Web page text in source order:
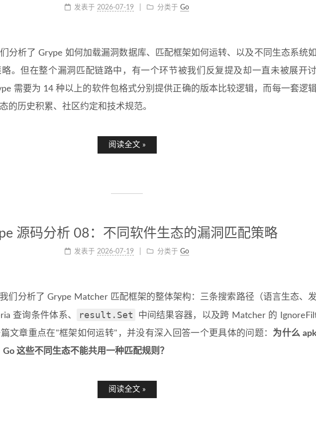
发表于 2026-07-19 分类于 Go
分析了 Grype 如何加载漏洞数据库、匹配框架如何运转、以及不同生态系统
。但在整个漏洞匹配链路中，有一个环节被我们反复提及却一直未被展开
需要为 14 种以上的软件包格式分别提供正确的版本比较逻辑，而每一套逻
的历史积累、社区约定和技术规范。
阅读全文 »
源码分析 08：不同软件生态的漏洞匹配策略
发表于 2026-07-19 分类于 Go
们分析了 Grype Matcher 匹配框架的整体架构：三条搜索路径（语言生态、
查询条件体系、 result.Set
中间结果容器，以及跨 Matcher 的
文章重点在"框架如何运转"，并没有深入回答一个更具体的问题： 为什么 apk
这些不同生态不能共用一种匹配规则？
阅读全文 »